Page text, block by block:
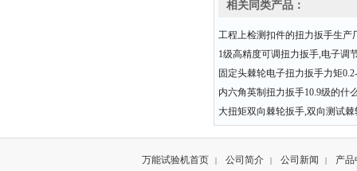
相关同类产品：
工程上检测扣件的扭力扳手生产
1级高精度可调扭力扳手,电子调
固定头棘轮电子扭力扳手力矩
内六角英制扭力扳手10.9级的什
大扭矩双向棘轮扳手,双向测试
万能试验机首页 | 公司简介 | 公司新闻 | 产品